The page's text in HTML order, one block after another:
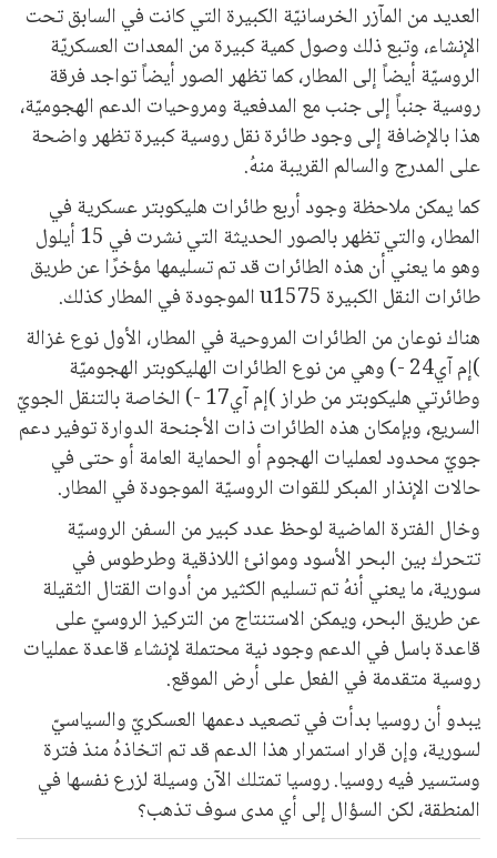
العديد من المآزر الخرسانيّة الكبيرة التي كانت في السابق تحت
الإنشاء، وتبع ذلك وصول كمية كبيرة من المعدات العسكريّة
الروسيّة أيضاً إلى المطار، كما تظهر الصور أيضاً تواجد فرقة
روسية جنباً إلى جنب مع المدفعية ومروحيات الدعم الهجوميّة،
هذا بالإضافة إلى وجود طائرة نقل روسية كبيرة تظهر واضحة
على المدرج والسالم القريبة منهُ.
كما يمكن ملاحظة وجود أربع طائرات هليكوبتر عسكرية في
المطار، والتي تظهر بالصور الحديثة التي نشرت في 15 أيلول
وهو ما يعني أن هذه الطائرات قد تم تسليمها مؤخرًا عن طريق
طائرات النقل الكبيرة u1575 الموجودة في المطار كذلك.
هناك نوعان من الطائرات المروحية في المطار، الأول نوع غزالة
)إم آي24 -) وهي من نوع الطائرات الهليكوبتر الهجوميّة
وطائرتي هليكوبتر من طراز )إم آي17 -) الخاصة بالتنقل الجويّ
السريع، وبإمكان هذه الطائرات ذات الأجنحة الدوارة توفير دعم
جويّ محدود لعمليات الهجوم أو الحماية العامة أو حتى في
حالات الإنذار المبكر للقوات الروسيّة الموجودة في المطار.
وخال الفترة الماضية لوحظ عدد كبير من السفن الروسيّة
تتحرك بين البحر الأسود وموانئ اللاذقية وطرطوس في
سورية، ما يعني أنهُ تم تسليم الكثير من أدوات القتال الثقيلة
عن طريق البحر، ويمكن الاستنتاج من التركيز الروسيّ على
قاعدة باسل في الدعم وجود نية محتملة لإنشاء قاعدة عمليات
روسية متقدمة في الفعل على أرض الموقع.
يبدو أن روسيا بدأت في تصعيد دعمها العسكريّ والسياسيّ
لسورية، وإن قرار استمرار هذا الدعم قد تم اتخاذهُ منذ فترة
وستسير فيه روسيا. روسيا تمتلك الآن وسيلة لزرع نفسها في
المنطقة، لكن السؤال إلى أي مدى سوف تذهب؟